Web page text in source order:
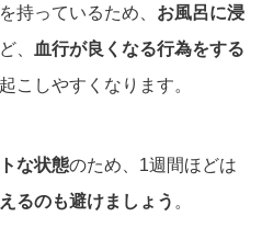
持っているため、 お風呂に浸
、
血行が良くなる行為をする
こしやすくなります。
な状態のため、1週間ほどは
るのも避けましょう 。